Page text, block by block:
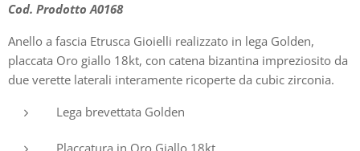
Cod. Prodotto A0168
Anello a fascia Etrusca Gioielli realizzato in lega Golden,
placcata Oro giallo 18kt, con catena bizantina impreziosito da
due verette laterali interamente ricoperte da cubic zirconia.
Lega brevettata Golden
Placcatura in Oro Giallo 18kt